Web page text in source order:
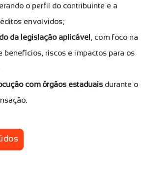
o perfil do contribuinte e a
envolvidos;
da legislação aplicável , com foco na
benefícios, riscos e impactos para os
com órgãos estaduais durante o